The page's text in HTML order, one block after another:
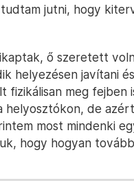
jutni, hogy
ő szeretett
helyezésen javítani
fizikálisan meg fejben
de
most mindenki
hogy hogyan